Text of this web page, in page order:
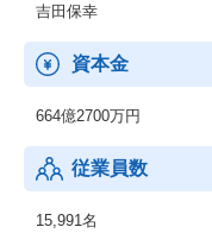
吉田保幸
資本金
664億2700万円
従業員数
15,991名